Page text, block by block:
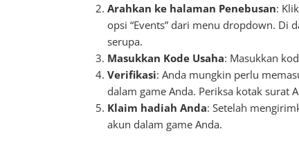
Arahkan ke halaman Penebusan:
opsi “Events” dari menu dropdown. Di
serupa.
Masukkan Kode Usaha: Masukkan
Verifikasi: Anda mungkin perlu
dalam game Anda. Periksa kotak surat
Klaim hadiah Anda: Setelah
akun dalam game Anda.